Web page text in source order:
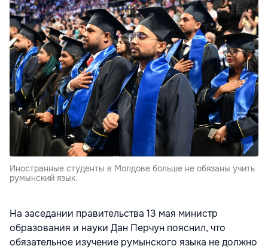
Иностранные студенты в Молдове больше не обязаны учить
румынский язык.
На заседании правительства 13 мая министр
образования и науки Дан Перчун пояснил, что
обязательное изучение румынского языка не должно